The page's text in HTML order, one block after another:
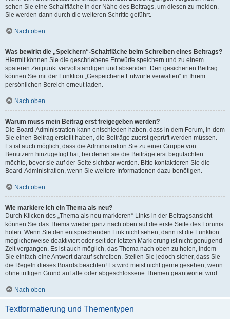
sehen Sie eine Schaltfläche in der Nähe des Beitrags, um diesen zu melden.
Sie werden dann durch die weiteren Schritte geführt.
Nach oben
Was bewirkt die „Speichern“-Schaltfläche beim Schreiben eines Beitrags?
Hiermit können Sie die geschriebene Entwürfe speichern und zu einem
späteren Zeitpunkt vervollständigen und absenden. Den gesicherten Beitrag
können Sie mit der Funktion „Gespeicherte Entwürfe verwalten“ in Ihrem
persönlichen Bereich erneut laden.
Nach oben
Warum muss mein Beitrag erst freigegeben werden?
Die Board-Administration kann entschieden haben, dass in dem Forum, in dem
Sie einen Beitrag erstellt haben, die Beiträge zuerst geprüft werden müssen.
Es ist auch möglich, dass die Administration Sie zu einer Gruppe von
Benutzern hinzugefügt hat, bei denen sie die Beiträge erst begutachten
möchte, bevor sie auf der Seite sichtbar werden. Bitte kontaktieren Sie die
Board-Administration, wenn Sie weitere Informationen dazu benötigen.
Nach oben
Wie markiere ich ein Thema als neu?
Durch Klicken des „Thema als neu markieren“-Links in der Beitragsansicht
können Sie das Thema wieder ganz nach oben auf die erste Seite des Forums
holen. Wenn Sie den entsprechenden Link nicht sehen, dann ist die Funktion
möglicherweise deaktiviert oder seit der letzten Markierung ist nicht genügend
Zeit vergangen. Es ist auch möglich, das Thema nach oben zu holen, indem
Sie einfach eine Antwort darauf schreiben. Stellen Sie jedoch sicher, dass Sie
die Regeln dieses Boards beachten! Es wird meist nicht gerne gesehen, wenn
ohne triftigen Grund auf alte oder abgeschlossene Themen geantwortet wird.
Nach oben
Textformatierung und Thementypen